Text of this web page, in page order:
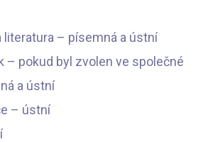
literatura – písemná a ústní
– pokud byl zvolen ve společné
a ústní
– ústní